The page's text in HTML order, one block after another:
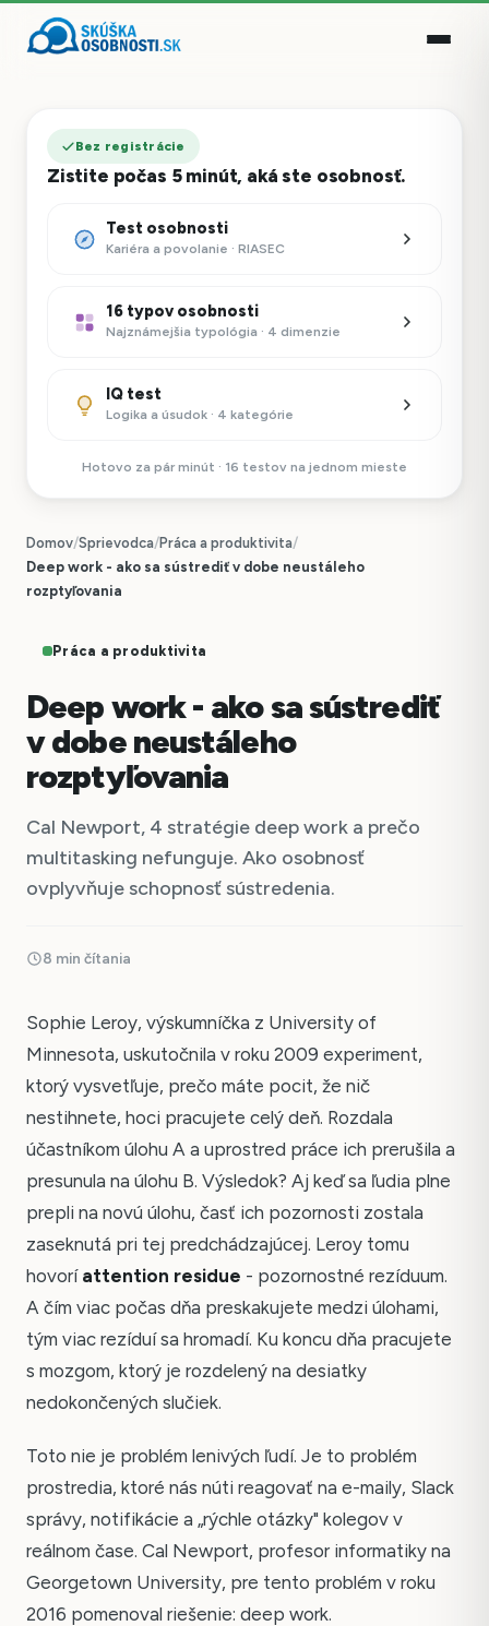
Bez registrácie
Zistite počas 5 minút, aká ste osobnosť.
Test osobnosti
Kariéra a povolanie · RIASEC
16 typov osobnosti
Najznámejšia typológia · 4 dimenzie
IQ test
Logika a úsudok · 4 kategórie
Hotovo za pár minút · 16 testov na jednom mieste
Domov/Sprievodca/Práca a produktivita/
Deep work - ako sa sústrediť v dobe neustáleho
rozptyľovania
Práca a produktivita
Deep work - ako sa sústrediť
v dobe neustáleho
rozptyľovania
Cal Newport, 4 stratégie deep work a prečo
multitasking nefunguje. Ako osobnosť
ovplyvňuje schopnosť sústredenia.
8 min čítania
Sophie Leroy, výskumníčka z University of
Minnesota, uskutočnila v roku 2009 experiment,
ktorý vysvetľuje, prečo máte pocit, že nič
nestihnete, hoci pracujete celý deň. Rozdala
účastníkom úlohu A a uprostred práce ich prerušila a
presunula na úlohu B. Výsledok? Aj keď sa ľudia plne
prepli na novú úlohu, časť ich pozornosti zostala
zaseknutá pri tej predchádzajúcej. Leroy tomu
hovorí attention residue - pozornostné rezíduum.
A čím viac počas dňa preskakujete medzi úlohami,
tým viac rezíduí sa hromadí. Ku koncu dňa pracujete
s mozgom, ktorý je rozdelený na desiatky
nedokončených slučiek.
Toto nie je problém lenivých ľudí. Je to problém
prostredia, ktoré nás núti reagovať na e-maily, Slack
správy, notifikácie a „rýchle otázky" kolegov v
reálnom čase. Cal Newport, profesor informatiky na
Georgetown University, pre tento problém v roku
2016 pomenoval riešenie: deep work.